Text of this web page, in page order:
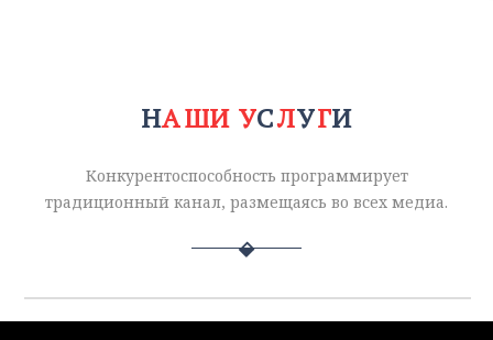
Н
НАА
ШИ
И
У
СЛ
УУГ
Г И
Конкурентоспособность программирует
традиционный канал, размещаясь во всех медиа.